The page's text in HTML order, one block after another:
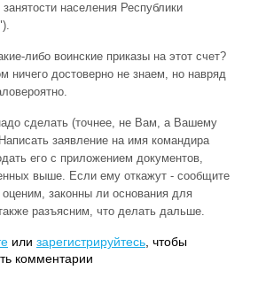
населения Республики
либо воинские приказы на этот счет?
ничего достоверно не знаем, но навряд
сделать (точнее, не Вам, а Вашему
заявление на имя командира
его с приложением документов,
выше. Если ему откажут - сообщите
законны ли основания для
разъясним, что делать дальше.
или зарегистрируйтесь , чтобы
комментарии